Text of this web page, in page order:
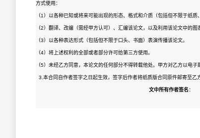
方式使用：
（1）以各种已知或将来可能出现的形态、格式和介质（包括但不限于纸
（2）翻译、改编（需经甲方认可）、汇编该论文，以及利用该论文中的图
（3）以各种表达形式（包括但不限于口头、书面）表演传播该论文。
（4）将上述权利的全部或者部分许可给第三方使用。
（5）未经乙方同意，本论文的任何部分不得转载他处。甲方对乙方以电
3.本合同自作者签字之日起生效，签字后作者将纸质版合同原件邮寄至
文中所有作者签名